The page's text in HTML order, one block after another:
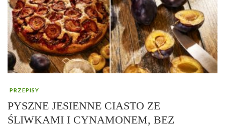
PRZEPISY
PYSZNE JESIENNE CIASTO ZE
ŚLIWKAMI I CYNAMONEM, BEZ